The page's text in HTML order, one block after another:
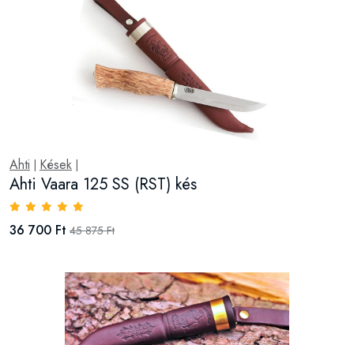
Ahti | Kések |
Ahti Vaara 125 SS (RST) kés
36 700 Ft 45 875 Ft